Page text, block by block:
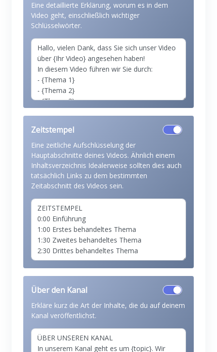
Eine detaillierte Erklärung, worum es in dem
Video geht, einschließlich wichtiger
Schlüsselwörter.
Zeitstempel
Eine zeitliche Aufschlüsselung der
Hauptabschnitte deines Videos. Ähnlich einem
Inhaltsverzeichnis Idealerweise sollten dies auch
tatsächlich Links zu dem bestimmten
Zeitabschnitt des Videos sein.
Über den Kanal
Erkläre kurz die Art der Inhalte, die du auf deinem
Kanal veröffentlichst.